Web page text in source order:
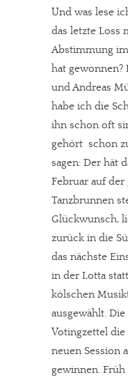
Und was lese
das letzte Loss
Abstimmung
hat gewonnen?
und Andreas
habe ich die
ihn schon oft
gehört  schon
sagen: Der hät
Februar auf
Tanzbrunnen
Glückwunsch,
zurück in die
das nächste
in der Lotta
kölschen
ausgewählt.
Votingzettel
neuen Session
gewinnen.